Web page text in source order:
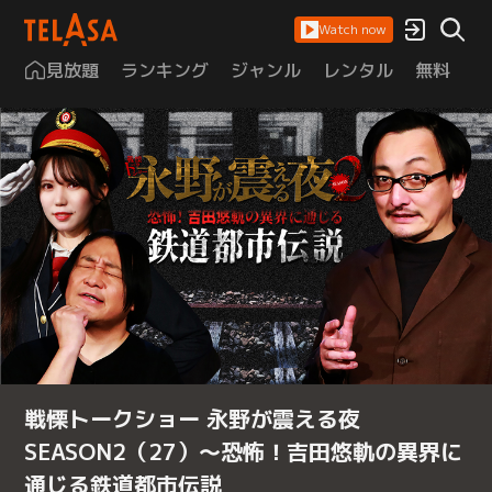
Watch now
見放題 ランキング ジャンル レンタル 無料
戦慄トークショー 永野が震える夜
SEASON2（27）～恐怖！吉田悠軌の異界に
通じる鉄道都市伝説